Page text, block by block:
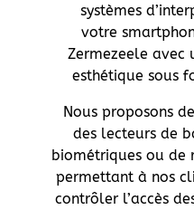
systèmes
votre
Zermezeele avec
esthétique sous
Nous proposons
des lecteurs de
biométriques ou de
permettant à nos
contrôler l’accès